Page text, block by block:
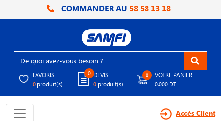
COMMANDER AU 58 58 13 18
FAVORIS
0 produit(s)
0 DEVIS
0 produit(s)
0 VOTRE PANIER
0.000 DT
Accès Client